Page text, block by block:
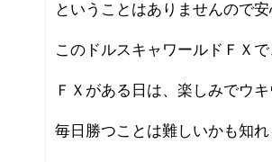
ということはありませんので安
このドルスキャワールドＦＸ
ＦＸがある日は、楽しみでウ
毎日勝つことは難しいかも知れ